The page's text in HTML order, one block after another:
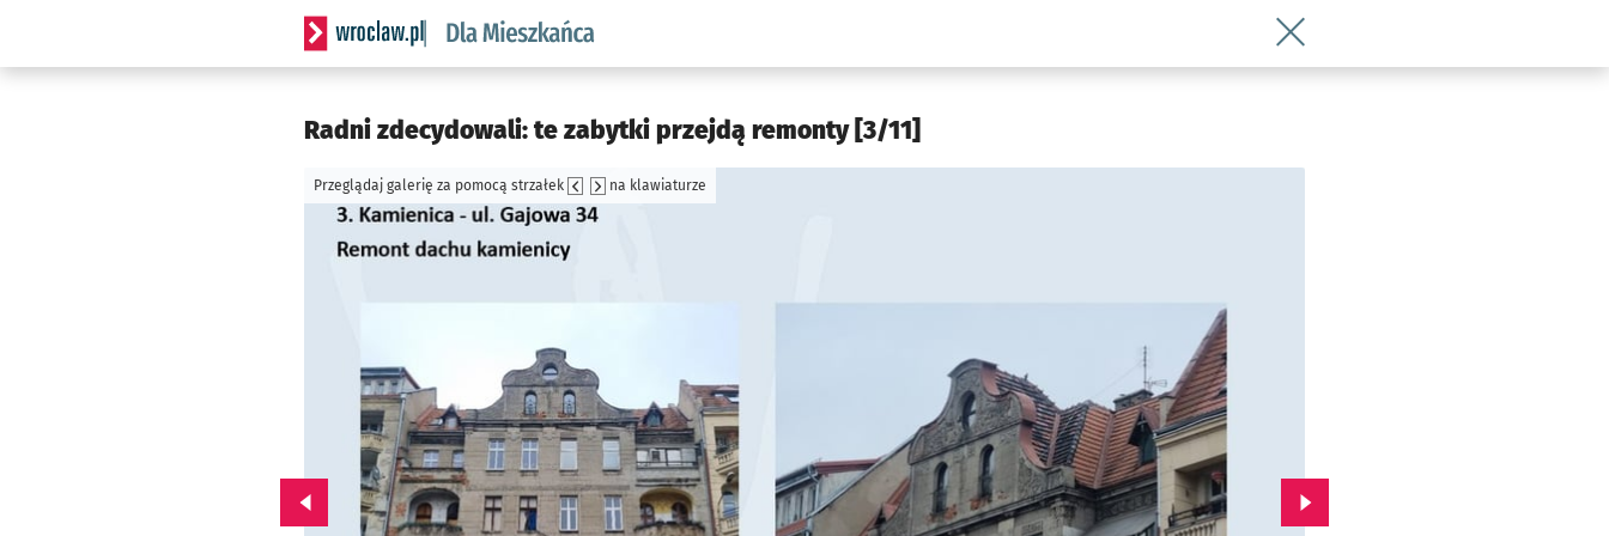
Serwis informacyjny wroclaw.pl podserwis: Dla mieszkańca
Wróć do artykułu Radni
Radni zdecydowali: te zabytki przejdą remonty [3/11]
Przeglądaj galerię za pomocą strzałek na klawiaturze
Przejdź do poprzedniego zdjęcia. Przejdź do kolejnego zdjęcia.